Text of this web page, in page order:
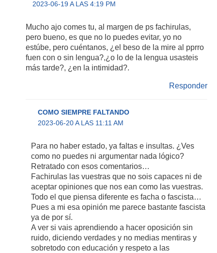
2023-06-19 A LAS 4:19 PM
Mucho ajo comes tu, al margen de ps fachirulas,
pero bueno, es que no lo puedes evitar, yo no
estúbe, pero cuéntanos, ¿el beso de la mire al pprro
fuen con o sin lengua?,¿o lo de la lengua usasteis
más tarde?, ¿en la intimidad?.
Responder
COMO SIEMPRE FALTANDO
2023-06-20 A LAS 11:11 AM
Para no haber estado, ya faltas e insultas. ¿Ves
como no puedes ni argumentar nada lógico?
Retratado con esos comentarios…
Fachirulas las vuestras que no sois capaces ni de
aceptar opiniones que nos ean como las vuestras.
Todo el que piensa diferente es facha o fascista…
Pues a mi esa opinión me parece bastante fascista
ya de por sí.
A ver si vais aprendiendo a hacer oposición sin
ruido, diciendo verdades y no medias mentiras y
sobretodo con educación y respeto a las